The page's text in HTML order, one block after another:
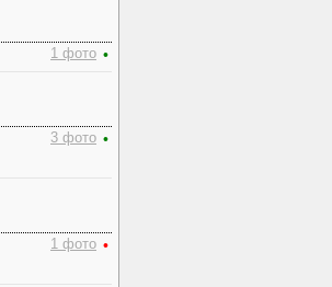
1 фото •
3 фото •
1 фото •